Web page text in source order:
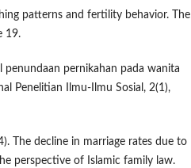
patterns and fertility behavior. The
19.
penundaan pernikahan pada wanita
Penelitian Ilmu-Ilmu Sosial, 2(1),
The decline in marriage rates due to
perspective of Islamic family law.